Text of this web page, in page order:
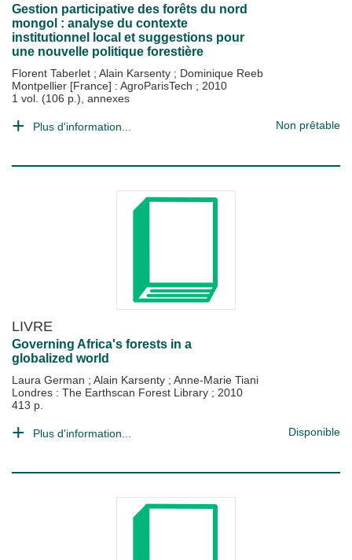
Gestion participative des forêts du nord
mongol : analyse du contexte
institutionnel local et suggestions pour
une nouvelle politique forestière
Florent Taberlet ; Alain Karsenty ; Dominique Reeb
Montpellier [France] : AgroParisTech ; 2010
1 vol. (106 p.), annexes
Plus d'information... Non prêtable
LIVRE
Governing Africa's forests in a
globalized world
Laura German ; Alain Karsenty ; Anne-Marie Tiani
Londres : The Earthscan Forest Library ; 2010
413 p.
Plus d'information... Disponible